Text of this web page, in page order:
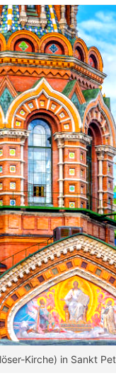
Kirche) in Sankt